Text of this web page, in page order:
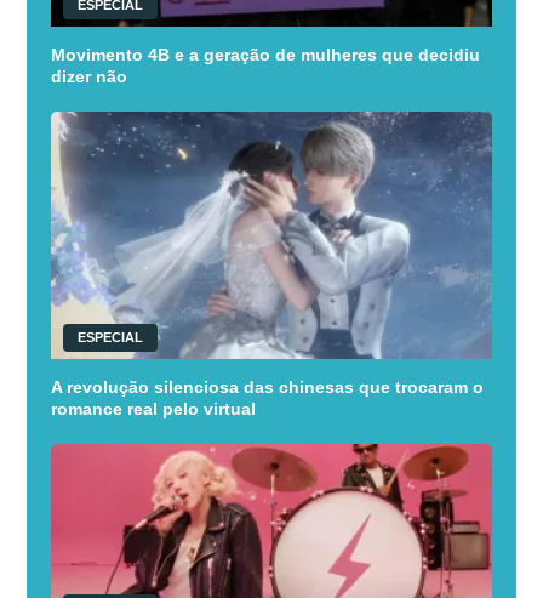
ESPECIAL
Movimento 4B e a geração de mulheres que decidiu
dizer não
ESPECIAL
A revolução silenciosa das chinesas que trocaram o
romance real pelo virtual